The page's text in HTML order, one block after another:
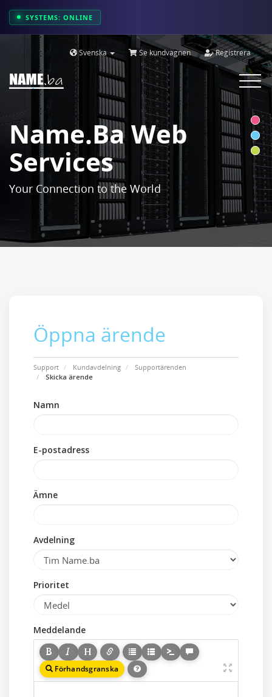
SYSTEMS: ONLINE
Svenska Se kundvagnen Registrera
Toggle
Name.ba Web
Services
Your Connection to the World
Öppna ärende
Support Kundavdelning
Supportärenden
Skicka ärende
Namn
E-postadress
Ämne
Avdelning
Prioritet
Meddelande
Förhandsgranska